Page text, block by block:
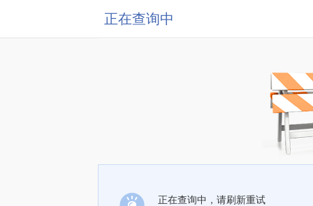
正在查询中
正在查询中，请刷新重试